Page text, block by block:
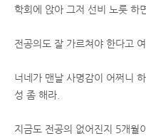
학회에 앉아 그저 선비 노릇 하
전공의도 잘 가르쳐야 한다고
너네가 맨날 사명감이 어쩌니
성 좀 해라.
지금도 전공의 없어진지 5개월